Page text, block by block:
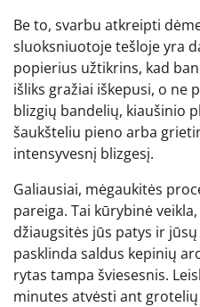
Be to, svarbu atkreipti
sluoksniuotoje tešloje yra
popierius užtikrins, kad
išliks gražiai iškepusi, o ne
blizgių bandelių, kiaušinio
šaukšteliu pieno arba
intensyvesnį blizgesį.
Galiausiai, mėgaukitės
pareiga. Tai kūrybinė
džiaugsitės jūs patys ir
pasklinda saldus kepinių
rytas tampa šviesesnis.
minutes atvėsti ant